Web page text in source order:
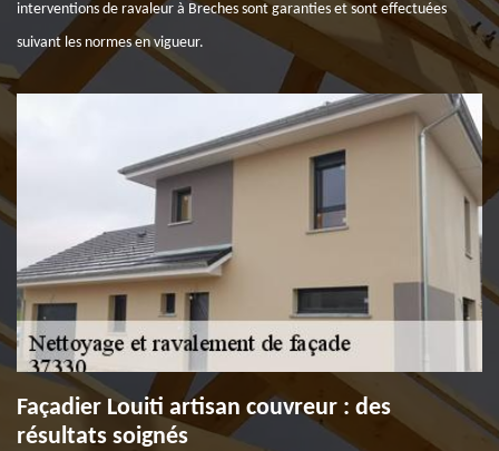
interventions de ravaleur à Breches sont garanties et sont effectuées
suivant les normes en vigueur.
Façadier Louiti artisan couvreur : des
résultats soignés